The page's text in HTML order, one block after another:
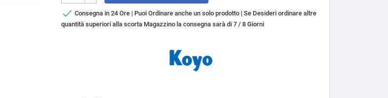
 Consegna in 24 Ore | Puoi Ordinare anche un solo prodotto | Se Desideri ordinare altre
quantità superiori alla scorta Magazzino la consegna sarà di 7 / 8 Giorni